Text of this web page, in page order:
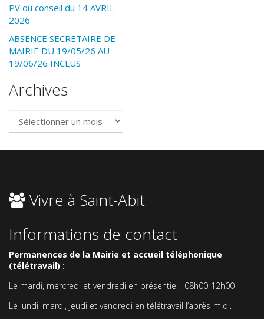
PV du conseil du 14 AVRIL
2026
ABSENCE SECRETAIRE DE
MAIRIE DU 19/05/26 AU
19/06/26 INCLUS
Archives
Archives
Vivre à Saint-Abit
Informations de contact
Permanences de la Mairie et accueil téléphonique
(télétravail) :
Le mardi, mercredi et vendredi en présentiel : 08h00-12h00
Le lundi, mardi, jeudi et vendredi en télétravail l’après-midi.